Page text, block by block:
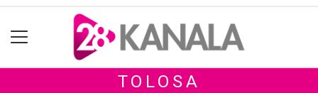
TOLOSA